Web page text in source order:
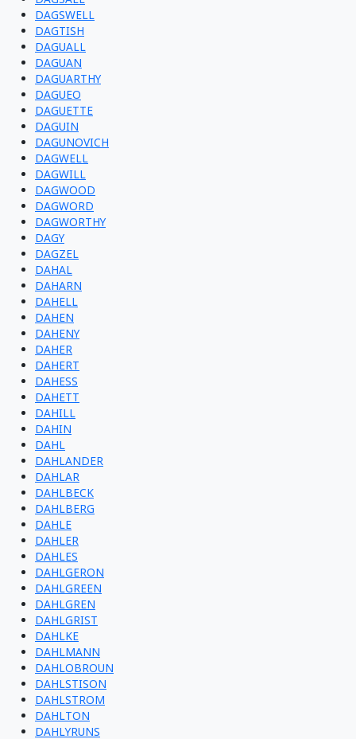
DAGSWELL
DAGTISH
DAGUALL
DAGUAN
DAGUARTHY
DAGUEO
DAGUETTE
DAGUIN
DAGUNOVICH
DAGWELL
DAGWILL
DAGWOOD
DAGWORD
DAGWORTHY
DAGY
DAGZEL
DAHAL
DAHARN
DAHELL
DAHEN
DAHENY
DAHER
DAHERT
DAHESS
DAHETT
DAHILL
DAHIN
DAHL
DAHLANDER
DAHLAR
DAHLBECK
DAHLBERG
DAHLE
DAHLER
DAHLES
DAHLGERON
DAHLGREEN
DAHLGREN
DAHLGRIST
DAHLKE
DAHLMANN
DAHLOBROUN
DAHLSTISON
DAHLSTROM
DAHLTON
DAHLYRUNS